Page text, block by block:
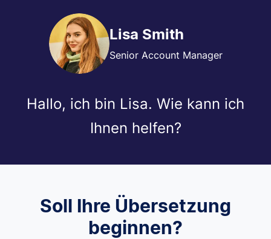
Lisa Smith
Senior Account Manager
Hallo, ich bin Lisa. Wie kann ich
Ihnen helfen?
Soll Ihre Übersetzung
beginnen?